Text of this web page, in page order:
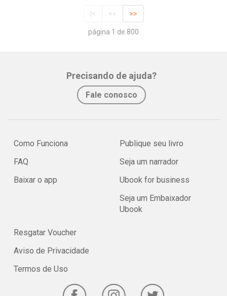
|< << >>
página 1 de 800
Precisando de ajuda?
Fale conosco
Como Funciona
FAQ
Baixar o app
Publique seu livro
Seja um narrador
Ubook for business
Seja um Embaixador
Ubook
Resgatar Voucher
Aviso de Privacidade
Termos de Uso